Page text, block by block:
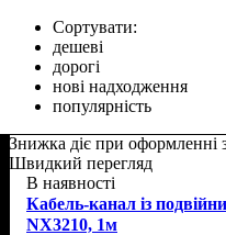
Сортувати:
дешеві
дорогі
нові надходження
популярність
Знижка діє при оформленні
Швидкий перегляд
В наявності
Кабель-канал із
NX3210, 1м